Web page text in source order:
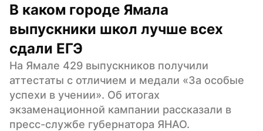
В каком городе Ямала
выпускники школ лучше всех
сдали ЕГЭ
На Ямале 429 выпускников получили
аттестаты с отличием и медали «За особые
успехи в учении». Об итогах
экзаменационной кампании рассказали в
пресс-службе губернатора ЯНАО.